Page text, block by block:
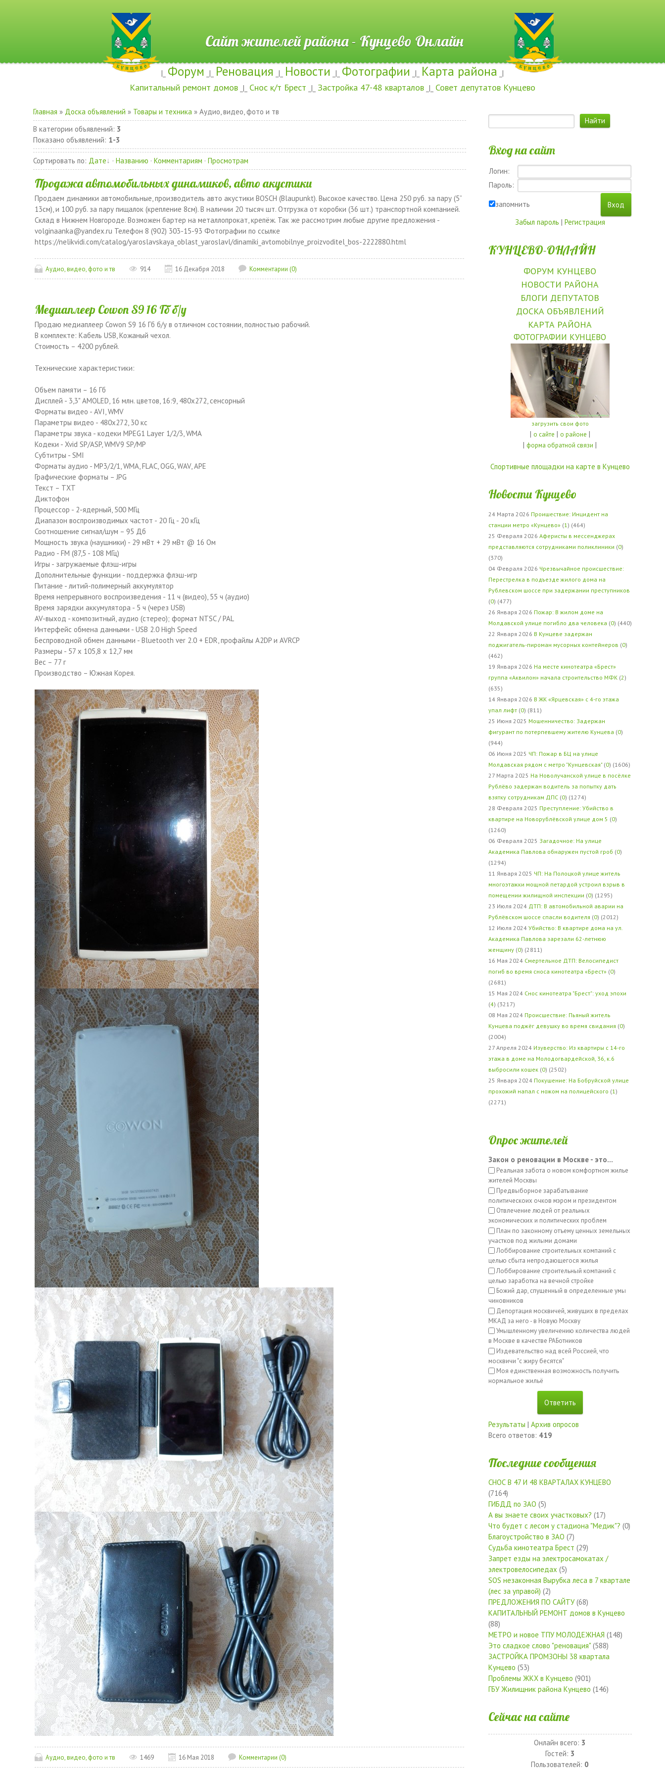
Сайт жителей района - Кунцево Онлайн
|_ Форум _|_ Реновация _|_ Новости _|_ Фотографии _|_ Карта района _|
Капитальный ремонт домов _|_ Снос к/т Брест _|_ Застройка 47-48 кварталов _|_ Совет депутатов Кунцево
Главная » Доска объявлений » Товары и техника » Аудио, видео, фото и тв
В категории объявлений: 3
Показано объявлений: 1-3
Сортировать по: Дате ·Названию ·Комментариям ·Просмотрам
Продажа автомобильных динамиков, авто акустики
Продаем динамики автомобильные, производитель авто акустики BOSCH (Blaupunkt). Высокое качество. Цена 250 руб. за пару (5”
13см), и 100 руб. за пару пищалок (крепление 8см). В наличии 20 тысяч шт. Отгрузка от коробки (36 шт.) транспортной компанией.
Склад в Нижнем Новгороде. Возможен бартер на металлопрокат, крепёж. Так же рассмотрим любые другие предложения -
volginaanka@yandex.ru Телефон 8 (902) 303-15-93 Фотографии по ссылке
https://nelikvidi.com/catalog/yaroslavskaya_oblast_yaroslavl/dinamiki_avtomobilnye_proizvoditel_bos-2222880.html
Аудио, видео, фото и тв 914 16 Декабря 2018 Комментарии (0)
Медиаплеер Cowon S9 16 Гб б/у
Продаю медиаплеер Cowon S9 16 Гб б/у в отличном состоянии, полностью рабочий.
В комплекте: Кабель USB, Кожаный чехол.
Стоимость – 4200 рублей.
Технические характеристики:
Объем памяти – 16 Гб
Дисплей - 3,3" AMOLED, 16 млн. цветов, 16:9, 480x272, сенсорный
Форматы видео - AVI, WMV
Параметры видео - 480x272, 30 кс
Параметры звука - кодеки MPEG1 Layer 1/2/3, WMA
Кодеки - Xvid SP/ASP, WMV9 SP/MP
Субтитры - SMI
Форматы аудио - MP3/2/1, WMA, FLAC, OGG, WAV, APE
Графические форматы – JPG
Текст – TXT
Диктофон
Процессор - 2-ядерный, 500 МГц
Диапазон воспроизводимых частот - 20 Гц - 20 кГц
Соотношение сигнал/шум – 95 Дб
Мощность звука (наушники) - 29 мВт + 29 мВт @ 16 Ом
Радио - FM (87,5 - 108 МГц)
Игры - загружаемые флэш-игры
Дополнительные функции - поддержка флэш-игр
Питание - литий-полимерный аккумулятор
Время непрерывного воспроизведения - 11 ч (видео), 55 ч (аудио)
Время зарядки аккумулятора - 5 ч (через USB)
AV-выход - композитный, аудио (стерео); формат NTSC / PAL
Интерфейс обмена данными - USB 2.0 High Speed
Беспроводной обмен данными - Bluetooth ver 2.0 + EDR, профайлы A2DP и AVRCP
Размеры - 57 x 105,8 x 12,7 мм
Вес – 77 г
Производство – Южная Корея.
Аудио, видео, фото и тв 1469 16 Мая 2018 Комментарии (0)
Вход на сайт
Логин:
Пароль:
запомнить
Забыл пароль | Регистрация
КУНЦЕВО-ОНЛАЙН
ФОРУМ КУНЦЕВО
НОВОСТИ РАЙОНА
БЛОГИ ДЕПУТАТОВ
ДОСКА ОБЪЯВЛЕНИЙ
КАРТА РАЙОНА
ФОТОГРАФИИ КУНЦЕВО
загрузить свои фото
| о сайте | о районе |
|форма обратной связи |
Спортивные площадки на карте в Кунцево
Новости Кунцево
24 Марта 2026 Проишествие: Инцидент на
станции метро «Кунцево» (1) (464)
25 Февраля 2026 Аферисты в мессенджерах
представляются сотрудниками поликлиники (0)
(370)
04 Февраля 2026 Чрезвычайное происшествие:
Перестрелка в подъезде жилого дома на
Рублевском шоссе при задержании преступников
(0) (477)
26 Января 2026 Пожар: В жилом доме на
Молдавской улице погибло два человека (0) (440)
22 Января 2026 В Кунцеве задержан
поджигатель-пироман мусорных контейнеров (0)
(462)
19 Января 2026 На месте кинотеатра «Брест»
группа «Аквилон» начала строительство МФК (2)
(635)
14 Января 2026 В ЖК «Ярцевская» с 4-го этажа
упал лифт (0) (811)
25 Июня 2025 Мошенничество: Задержан
фигурант по потерпевшему жителю Кунцева (0)
(944)
06 Июня 2025 ЧП: Пожар в БЦ на улице
Молдавская рядом с метро "Кунцевская" (0) (1606)
27 Марта 2025 На Новолучанской улице в посёлке
Рублёво задержан водитель за попытку дать
взятку сотрудникам ДПС (0) (1274)
28 Февраля 2025 Преступление: Убийство в
квартире на Новорублёвской улице дом 5 (0)
(1260)
06 Февраля 2025 Загадочное: На улице
Академика Павлова обнаружен пустой гроб (0)
(1294)
11 Января 2025 ЧП: На Полоцкой улице житель
многоэтажки мощной петардой устроил взрыв в
помещении жилищной инспекции (0) (1295)
23 Июля 2024 ДТП: В автомобильной аварии на
Рублёвском шоссе спасли водителя (0) (2012)
12 Июля 2024 Убийство: В квартире дома на ул.
Академика Павлова зарезали 62-летнюю
женщину (0) (2811)
16 Мая 2024 Смертельное ДТП: Велосипедист
погиб во время сноса кинотеатра «Брест» (0)
(2681)
15 Мая 2024 Снос кинотеатра "Брест": уход эпохи
(4) (3217)
08 Мая 2024 Происшествие: Пьяный житель
Кунцева поджёг девушку во время свидания (0)
(2004)
27 Апреля 2024 Изуверство: Из квартиры с 14-го
этажа в доме на Молодогвардейской, 36, к.6
выбросили кошек (0) (2502)
25 Января 2024 Покушение: На Бобруйской улице
прохожий напал с ножом на полицейского (1)
(2271)
Опрос жителей
Закон о реновации в Москве - это...
Реальная забота о новом комфортном жилье
жителей Москвы
Предвыборное зарабатывание
политическоих очков мэром и президентом
Отвлечение людей от реальных
экономических и политических проблем
План по законному отъему ценных земельных
участков под жилыми домами
Лоббирование строительных компаний с
целью сбыта непродающегося жилья
Лоббирование строительный компаний с
целью заработка на вечной стройке
Божий дар, спущенный в определенные умы
чиновников
Депортация москвичей, живущих в пределах
МКАД за него - в Новую Москву
Умышленному увеличению количества людей
в Москве в качестве РАБотников
Издевательство над всей Россией, что
москвичи "с жиру бесятся"
Моя единственная возможность получить
нормальное жильё
Результаты | Архив опросов
Всего ответов: 419
Последние сообщения
СНОС В 47 И 48 КВАРТАЛАХ КУНЦЕВО
(7164)
ГИБДД по ЗАО (5)
А вы знаете своих участковых? (17)
Что будет с лесом у стадиона "Медик"? (0)
Благоустройство в ЗАО (7)
Судьба кинотеатра Брест (29)
Запрет езды на электросамокатах /
электровелосипедах (5)
SOS незаконная Вырубка леса в 7 квартале
(лес за управой) (2)
ПРЕДЛОЖЕНИЯ ПО САЙТУ(68)
КАПИТАЛЬНЫЙ РЕМОНТ домов в Кунцево
(88)
МЕТРО и новое ТПУ МОЛОДЕЖНАЯ (148)
Это сладкое слово "реновация"(588)
ЗАСТРОЙКА ПРОМЗОНЫ 38 квартала
Кунцево (53)
Проблемы ЖКХ в Кунцево (901)
ГБУ Жилищник района Кунцево (146)
Сейчас на сайте
Онлайн всего: 3
Гостей: 3
Пользователей: 0